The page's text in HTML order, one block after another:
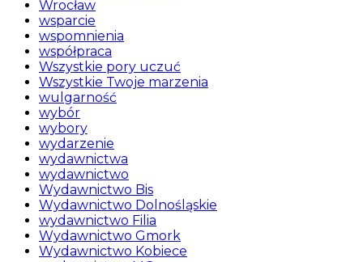
Wrocław
wsparcie
wspomnienia
współpraca
Wszystkie pory uczuć
Wszystkie Twoje marzenia
wulgarność
wybór
wybory
wydarzenie
wydawnictwa
wydawnictwo
Wydawnictwo Bis
Wydawnictwo Dolnośląskie
wydawnictwo Filia
Wydawnictwo Gmork
Wydawnictwo Kobiece